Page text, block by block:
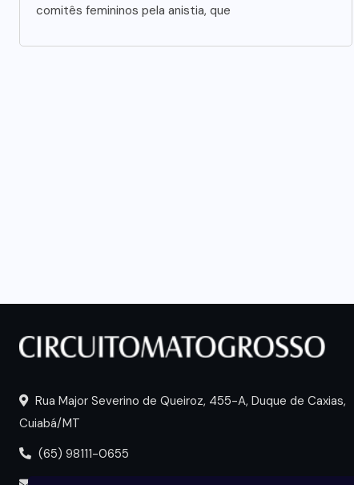
comitês femininos pela anistia, que
Rua Major Severino de Queiroz, 455-A, Duque de Caxias,
Cuiabá/MT
(65) 98111-0655